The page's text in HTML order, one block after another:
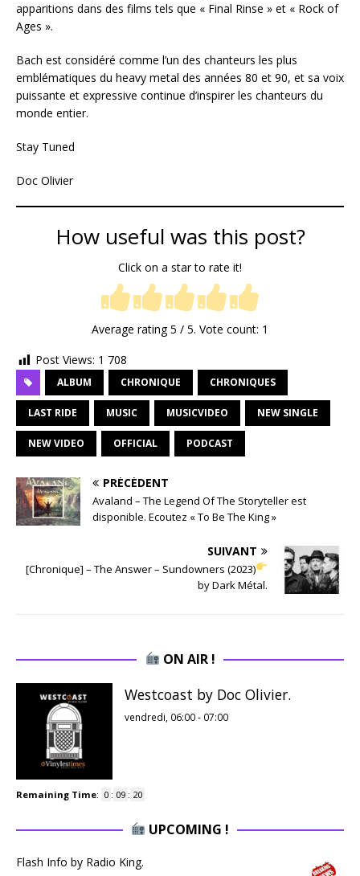
apparitions dans des films tels que « Final Rinse » et « Rock of
Ages ».
Bach est considéré comme l’un des chanteurs les plus
emblématiques du heavy metal des années 80 et 90, et sa voix
puissante et expressive continue d’inspirer les chanteurs du
monde entier.
Stay Tuned
Doc Olivier
How useful was this post?
Click on a star to rate it!
Average rating5 / 5. Vote count: 1
Post Views: 1 708
ALBUM CHRONIQUE CHRONIQUES
LAST RIDE MUSIC MUSICVIDEO NEW SINGLE
NEW VIDEO OFFICIAL PODCAST
PRÉCÉDENT
Avaland – The Legend Of The Storyteller est
disponible. Ecoutez « To Be The King »
SUIVANT
[Chronique] – The Answer – Sundowners (2023)
by Dark Métal.
ON AIR !
Westcoast by Doc Olivier.
vendredi, 06:00- 07:00
Remaining Time: 0 : 09 : 20
UPCOMING !
Flash Info by Radio King.